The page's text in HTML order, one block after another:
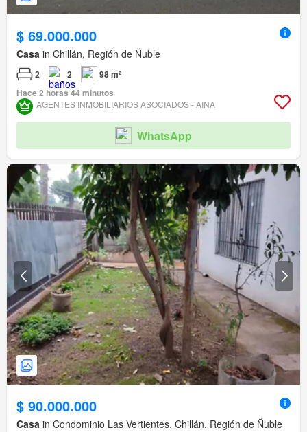
$ 69.000.000
Casa in Chillán, Región de Ñuble
2 2
98 m²
Hace 2 horas 44 minutos
AGENTES INMOBILIARIOS ASOCIADOS - AINA
WhatsApp
$ 90.000.000
Casa in Condominio Las Vertientes, Chillán, Región de Ñuble